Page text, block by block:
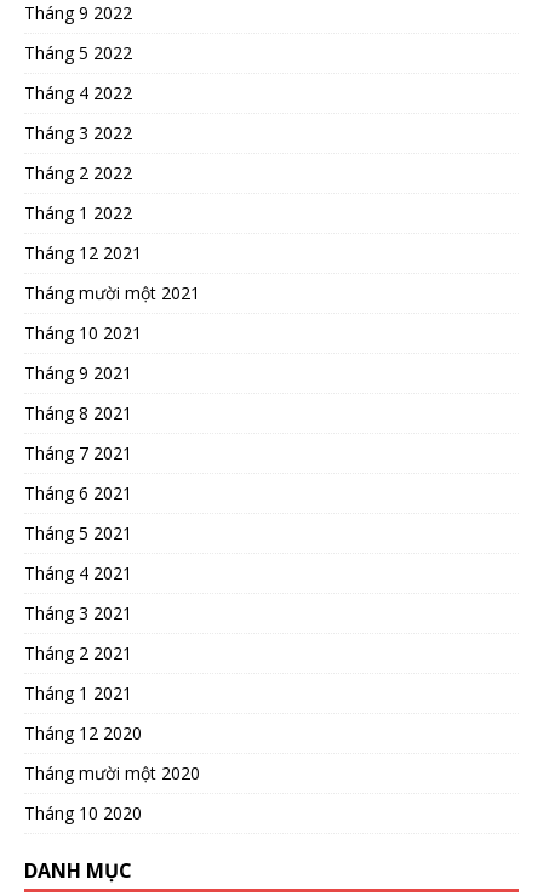
Tháng 9 2022
Tháng 5 2022
Tháng 4 2022
Tháng 3 2022
Tháng 2 2022
Tháng 1 2022
Tháng 12 2021
Tháng mười một 2021
Tháng 10 2021
Tháng 9 2021
Tháng 8 2021
Tháng 7 2021
Tháng 6 2021
Tháng 5 2021
Tháng 4 2021
Tháng 3 2021
Tháng 2 2021
Tháng 1 2021
Tháng 12 2020
Tháng mười một 2020
Tháng 10 2020
DANH MỤC